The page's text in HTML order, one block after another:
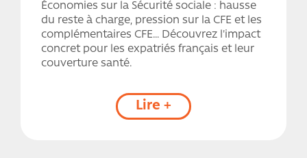
Économies sur la Sécurité sociale : hausse
du reste à charge, pression sur la CFE et les
complémentaires CFE… Découvrez l'impact
concret pour les expatriés français et leur
couverture santé.
Lire +